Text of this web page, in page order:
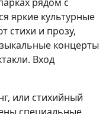
яркие культурные
стихи и прозу,
концерты
Вход
или стихийный